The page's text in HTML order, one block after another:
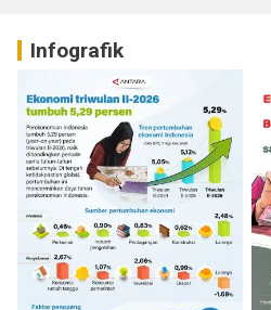
Infografik